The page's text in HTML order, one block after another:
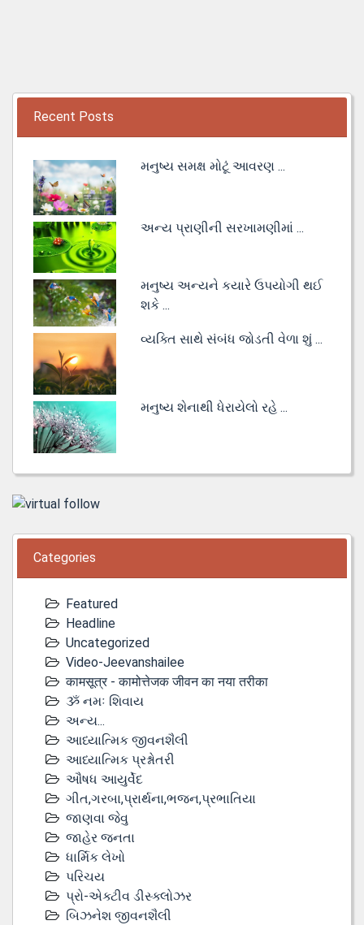
Recent Posts
મનુષ્ય સમક્ષ મોટૂં આવરણ ...
અન્ય પ્રાણીની સરખામણીમાં ...
મનુષ્ય અન્યને કયારે ઉપયોગી થઈ
શકે ...
વ્યક્તિ સાથે સંબંધ જોડતી વેળા શું ...
મનુષ્ય શેનાથી ધેરાયેલો રહે ...
Categories
Featured
Headline
Uncategorized
Video-Jeevanshailee
कामसूत्र - कामोत्तेजक जीवन का नया तरीका
ૐ નમઃ શિવાય
અન્ય...
આધ્યાત્મિક જીવનશૈલી
આધ્યાત્મિક પ્રશ્નોતરી
ઔષધ આયુર્વેદ
ગીત,ગરબા,પ્રાર્થના,ભજન,પ્રભાતિયા
જાણવા જેવુ
જાહેર જનતા
ધાર્મિક લેખો
પરિચય
પ્રો-એક્ટીવ ડીસ્‍ક્લોઝર
બિઝનેશ જીવનશૈલી